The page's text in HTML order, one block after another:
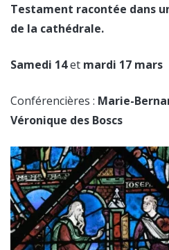
Testament racontée dans
de la cathédrale.
Samedi 14et mardi 17 mars
Conférencières : Marie-
Véronique des Boscs